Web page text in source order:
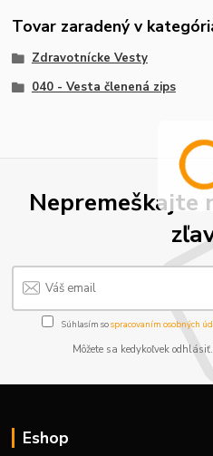
Tovar zaradený v
Zdravotnícke Vesty
040 - Vesta členená zips
Nepremeškajte
Súhlasím sospracovaním osobných
Môžete sa kedykoľvek
Eshop